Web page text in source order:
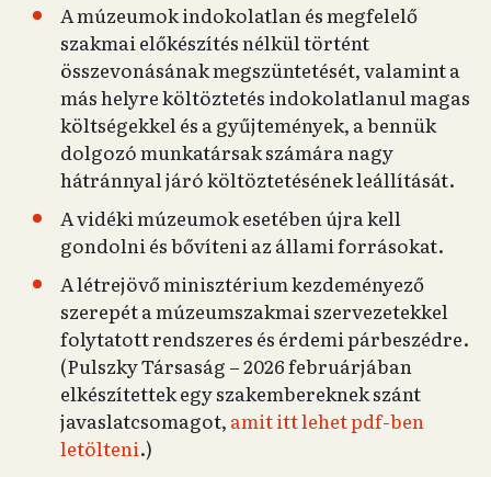
A múzeumok indokolatlan és megfelelő
szakmai előkészítés nélkül történt
összevonásának megszüntetését, valamint a
más helyre költöztetés indokolatlanul magas
költségekkel és a gyűjtemények, a bennük
dolgozó munkatársak számára nagy
hátránnyal járó költöztetésének leállítását.
A vidéki múzeumok esetében újra kell
gondolni és bővíteni az állami forrásokat.
A létrejövő minisztérium kezdeményező
szerepét a múzeumszakmai szervezetekkel
folytatott rendszeres és érdemi párbeszédre.
(Pulszky Társaság – 2026 februárjában
elkészítettek egy szakembereknek szánt
javaslatcsomagot, amit itt lehet pdf-ben
letölteni.)